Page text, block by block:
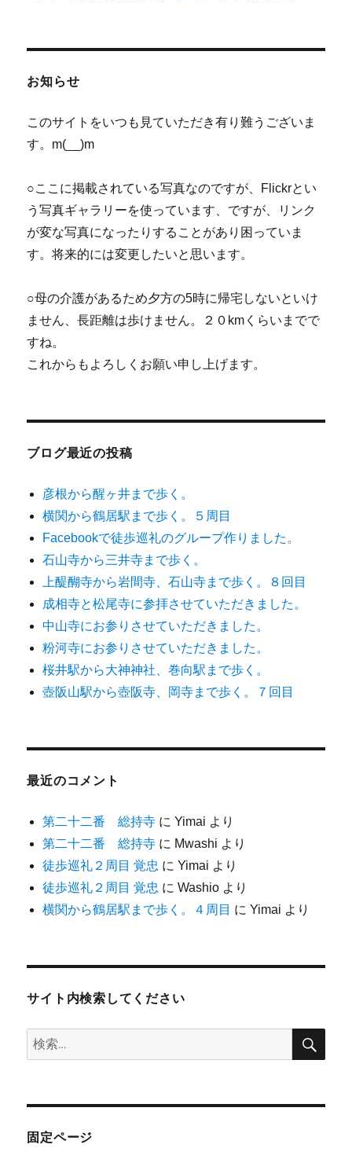
お知らせ
このサイトをいつも見ていただき有り難うございま
す。m(__)m
○ここに掲載されている写真なのですが、Flickrとい
う写真ギャラリーを使っています、ですが、リンク
が変な写真になったりすることがあり困っていま
す。将来的には変更したいと思います。
○母の介護があるため夕方の5時に帰宅しないといけ
ません、長距離は歩けません。２０kmくらいまでで
すね。
これからもよろしくお願い申し上げます。
ブログ最近の投稿
彦根から醒ヶ井まで歩く。
横関から鶴居駅まで歩く。５周目
Facebookで徒歩巡礼のグループ作りました。
石山寺から三井寺まで歩く。
上醍醐寺から岩間寺、石山寺まで歩く。８回目
成相寺と松尾寺に参拝させていただきました。
中山寺にお参りさせていただきました。
粉河寺にお参りさせていただきました。
桜井駅から大神神社、巻向駅まで歩く。
壺阪山駅から壺阪寺、岡寺まで歩く。７回目
最近のコメント
第二十二番 総持寺 にYimai より
第二十二番 総持寺 に Mwashi より
徒歩巡礼２周目 覚忠 にYimai より
徒歩巡礼２周目 覚忠 にWashio より
横関から鶴居駅まで歩く。４周目 にYimai より
サイト内検索してください
検
索:
検
固定ページ